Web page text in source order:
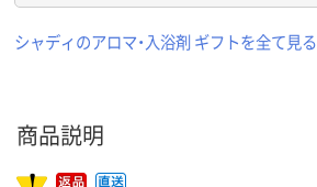
シャディのアロマ・入浴剤 ギフトを全て見る
商品説明